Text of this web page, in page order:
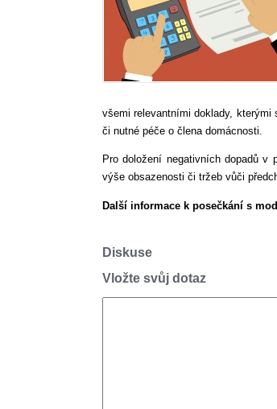
všemi relevantními doklady, kterými
či nutné péče o člena domácnosti.
Pro doložení negativních dopadů v
výše obsazenosti či tržeb vůči
Další informace k posečkání s
Diskuse
Vložte svůj dotaz